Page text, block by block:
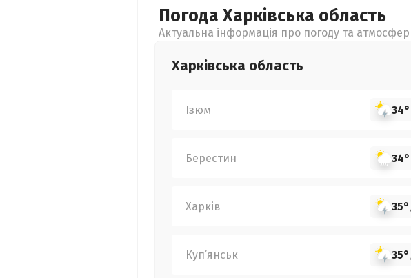
Погода Харківська область
Актуальна інформація про погоду та
Харківська область
Ізюм 34°
Берестин 34°
Харків 35°
Куп’янськ 35°